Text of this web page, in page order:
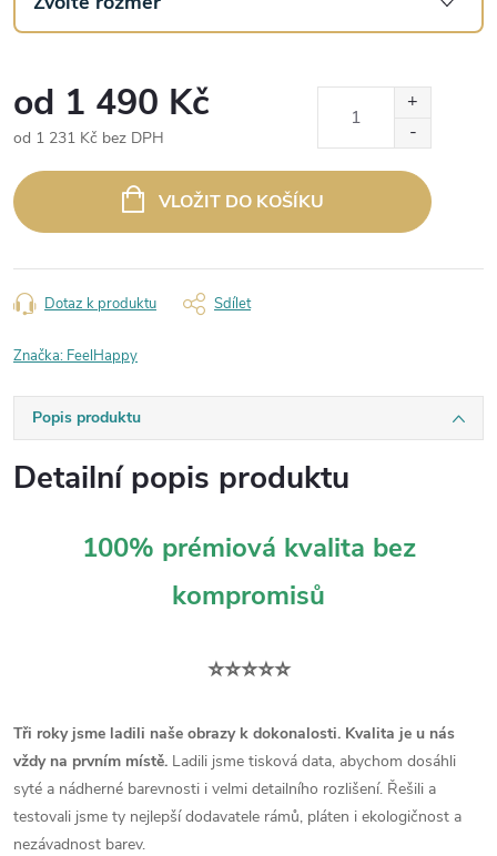
od 1 490 Kč
od 1 231 Kč bez DPH
cena:
VLOŽIT DO KOŠÍKU
Dotaz k produktu Sdílet
Značka: FeelHappy
Popis produktu
Detailní popis produktu
100% prémiová kvalita bez
kompromisů
⭐⭐⭐⭐⭐
Tři roky jsme ladili naše obrazy k dokonalosti. Kvalita je u nás
vždy na prvním místě. Ladili jsme tisková data, abychom dosáhli
syté a nádherné barevnosti i velmi detailního rozlišení. Řešili a
testovali jsme ty nejlepší dodavatele rámů, pláten i ekologičnost a
nezávadnost barev.